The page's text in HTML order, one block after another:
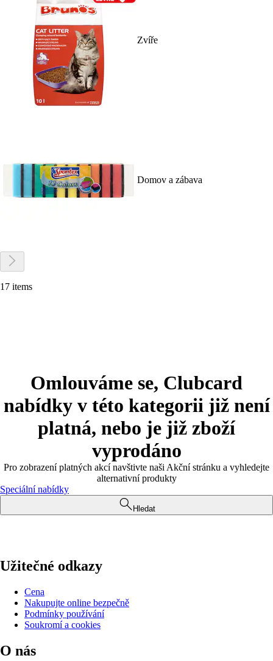
Zvíře
Domov a zábava
17 items
Omlouváme se, Clubcard
nabídky v této kategorii již není
platná, nebo je již zboží
vyprodáno
Pro zobrazení platných akcí navštivte naši Akční stránku a vyhledejte
alternativní produkty
Speciální nabídky
Hledat
Užitečné odkazy
Cena
Nakupujte online bezpečně
Podmínky používání
Soukromí a cookies
O nás